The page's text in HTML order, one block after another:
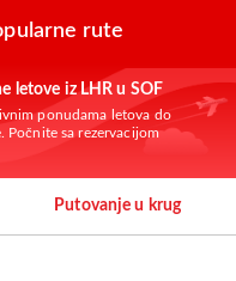
rute
letove iz LHR u SOF
ponudama letova do
Počnite sa rezervacijom
Putovanje u krug